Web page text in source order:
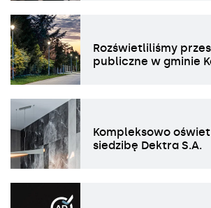
Rozświetliliśmy
publiczne w gminie
Kompleksowo
siedzibę Dektra S.A.